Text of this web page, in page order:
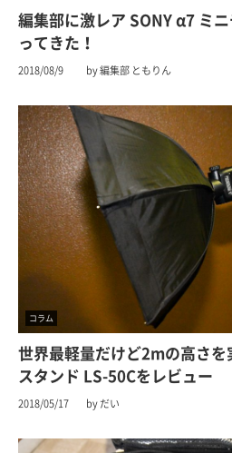
編集部に激レア SONY α7 ミ
ってきた！
2018/08/9 by 編集部 ともりん
コラム
世界最軽量だけど2mの高さを
スタンド LS-50Cをレビュー
2018/05/17 by だい